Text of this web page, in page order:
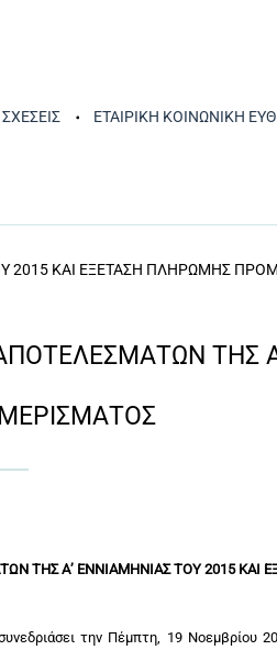
ΕΤΑΙΡΙΚΗ ΚΟΙΝΩΝΙΚΗ
2015 ΚΑΙ ΕΞΕΤΑΣΗ ΠΛΗΡΩΜΗΣ
ΤΗΣ
ΤΗΣ Α’ ΕΝΝΙΑΜΗΝΙΑΣ ΤΟΥ 2015 ΚΑΙ
την Πέμπτη, 19 Νοεμβρίου